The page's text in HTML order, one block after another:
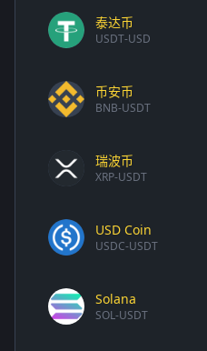
泰达币
USDT-USD
币安币
BNB-USDT
瑞波币
XRP-USDT
USD Coin
USDC-USDT
Solana
SOL-USDT